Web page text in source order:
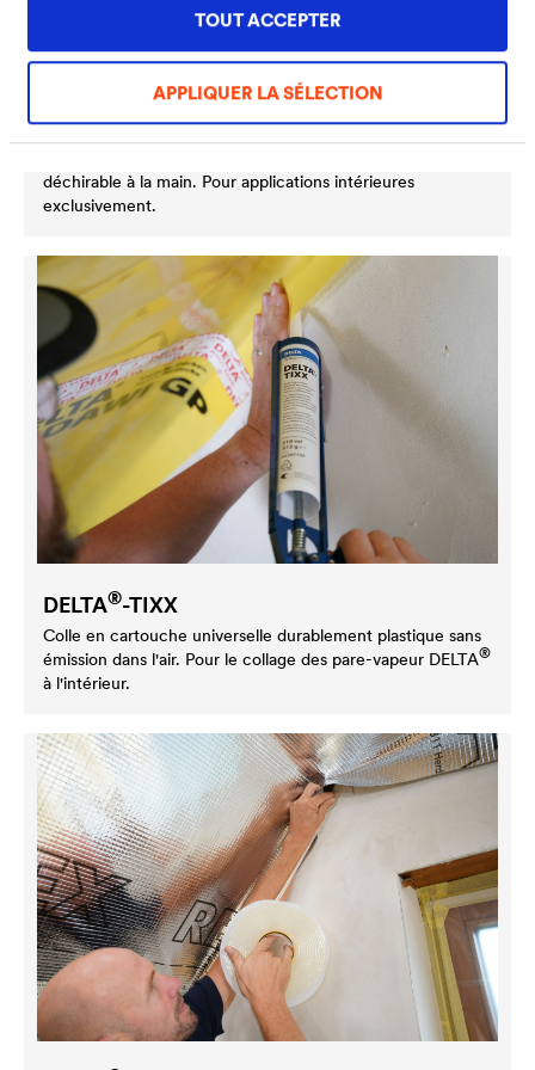
TOUT ACCEPTER
APPLIQUER LA SÉLECTION
DELTA®-INSIDE-BAND
déchirable à la main. Pour applications intérieures
exclusivement.
DELTA®-TIXX
Colle en cartouche universelle durablement plastique sans
émission dans l'air. Pour le collage des pare-vapeur DELTA®
à l'intérieur.